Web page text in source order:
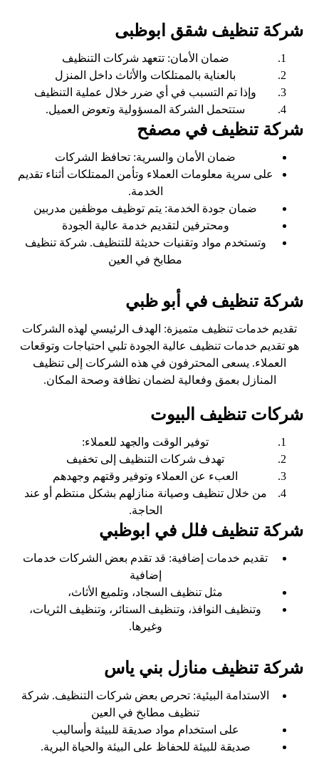
شركة تنظيف شقق ابوظبى
ضمان الأمان: تتعهد شركات التنظيف
بالعناية بالممتلكات والأثاث داخل المنزل
وإذا تم التسبب في أي ضرر خلال عملية التنظيف
ستتحمل الشركة المسؤولية وتعوض العميل.
شركة تنظيف في مصفح
ضمان الأمان والسرية: تحافظ الشركات
على سرية معلومات العملاء وتأمن الممتلكات أثناء تقديم
الخدمة.
ضمان جودة الخدمة: يتم توظيف موظفين مدربين
ومحترفين لتقديم خدمة عالية الجودة
وتستخدم مواد وتقنيات حديثة للتنظيف. شركة تنظيف
مطابخ في العين
شركة تنظيف في أبو ظبي
تقديم خدمات تنظيف متميزة: الهدف الرئيسي لهذه الشركات
هو تقديم خدمات تنظيف عالية الجودة تلبي احتياجات وتوقعات
العملاء. يسعى المحترفون في هذه الشركات إلى تنظيف
المنازل بعمق وفعالية لضمان نظافة وصحة المكان.
شركات تنظيف البيوت
توفير الوقت والجهد للعملاء:
تهدف شركات التنظيف إلى تخفيف
العبء عن العملاء وتوفير وقتهم وجهدهم
من خلال تنظيف وصيانة منازلهم بشكل منتظم أو عند
الحاجة.
شركة تنظيف فلل في ابوظبي
تقديم خدمات إضافية: قد تقدم بعض الشركات خدمات
إضافية
مثل تنظيف السجاد، وتلميع الأثاث،
وتنظيف النوافذ، وتنظيف الستائر، وتنظيف الثريات،
وغيرها.
شركة تنظيف منازل بني ياس
الاستدامة البيئية: تحرص بعض شركات التنظيف. شركة
تنظيف مطابخ في العين
على استخدام مواد صديقة للبيئة وأساليب
صديقة للبيئة للحفاظ على البيئة والحياة البرية.